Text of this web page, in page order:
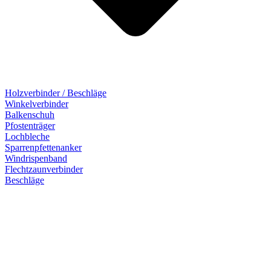
Holzverbinder / Beschläge
Winkelverbinder
Balkenschuh
Pfostenträger
Lochbleche
Sparrenpfettenanker
Windrispenband
Flechtzaunverbinder
Beschläge